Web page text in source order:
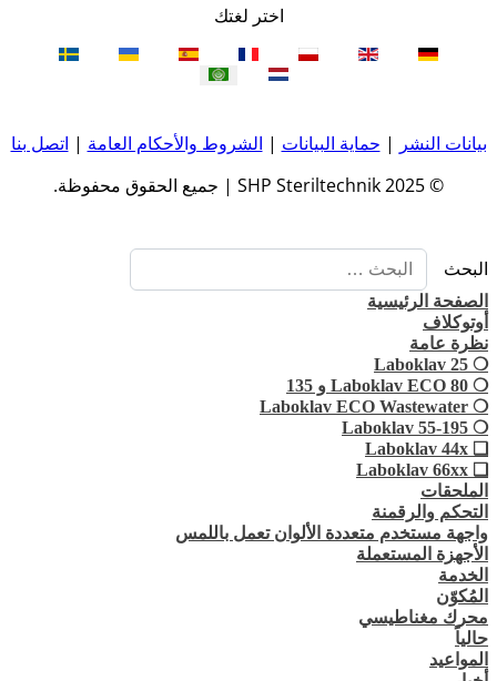
اختر لغتك
بيانات النشر | حماية البيانات | الشروط والأحكام العامة | اتصل بنا
© 2025 SHP Steriltechnik | جميع الحقوق محفوظة.
البحث
الصفحة الرئيسية
أوتوكلاف
نظرة عامة
❍ Laboklav 25
❍ Laboklav ECO 80 و 135
❍ Laboklav ECO Wastewater
❍ Laboklav 55-195
❏ Laboklav 44x
❏ Laboklav 66xx
الملحقات
التحكم والرقمنة
واجهة مستخدم متعددة الألوان تعمل باللمس
الأجهزة المستعملة
الخدمة
المُكوّن
محرك مغناطيسي
حالياً
المواعيد